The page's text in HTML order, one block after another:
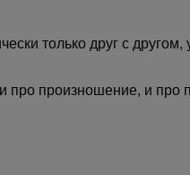
только друг с
про произношение, и